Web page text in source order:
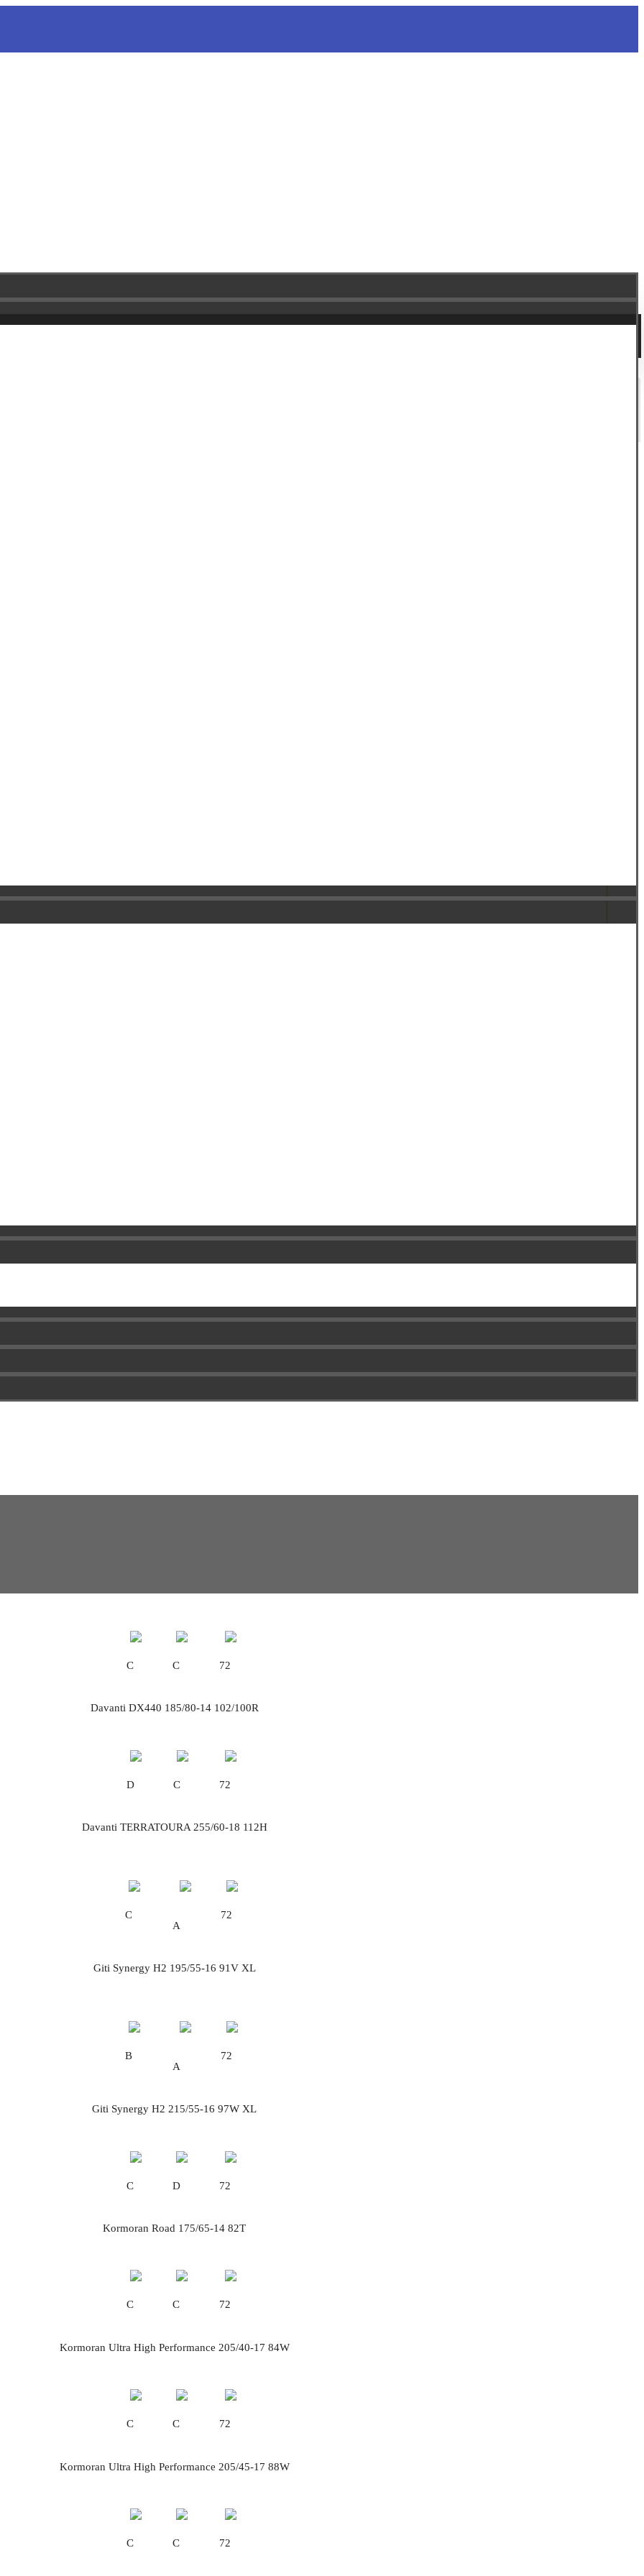
C C 72
Davanti DX440 185/80-14 102/100R
D C 72
Davanti TERRATOURA 255/60-18 112H
C
A
72
Giti Synergy H2 195/55-16 91V XL
B
A
72
Giti Synergy H2 215/55-16 97W XL
C D 72
Kormoran Road 175/65-14 82T
C C 72
Kormoran Ultra High Performance 205/40-17 84W
C C 72
Kormoran Ultra High Performance 205/45-17 88W
C C 72